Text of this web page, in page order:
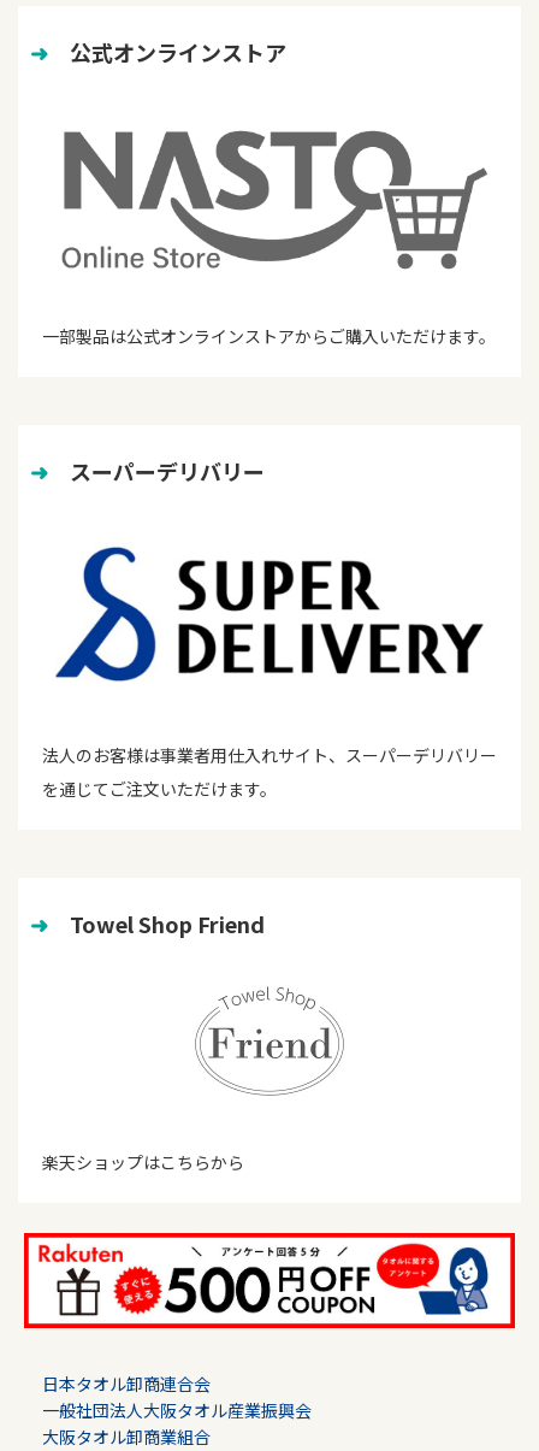
➜ 公式オンラインストア
一部製品は公式オンラインストアからご購入いただけます。
➜ スーパーデリバリー
法人のお客様は事業者用仕入れサイト、スーパーデリバリー
を通じてご注文いただけます。
➜ Towel Shop Friend
楽天ショップはこちらから
日本タオル卸商連合会
一般社団法人大阪タオル産業振興会
大阪タオル卸商業組合